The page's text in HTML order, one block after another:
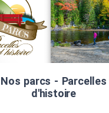
Nos parcs ‑ Parcelles
d'histoire